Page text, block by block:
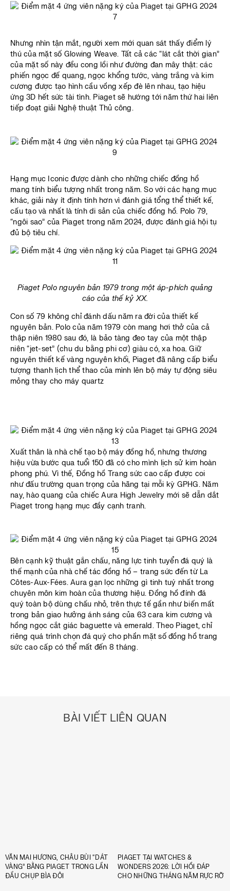
Nhưng nhìn tận mắt, người xem mới quan sát thấy điểm lý
thú của mặt số Glowing Weave. Tất cả các “lát cắt thời gian”
của mặt số này đều cong lồi như đường đan mây thật: các
phiến ngọc đế quang, ngọc khổng tước, vàng trắng và kim
cương được tạo hình cầu vồng xếp đè lên nhau, tạo hiệu
ứng 3D hết sức tài tình. Piaget sẽ hướng tới năm thứ hai liên
tiếp đoạt giải Nghệ thuật Thủ công.
Hạng mục Iconic được dành cho những chiếc đồng hồ
mang tính biểu tượng nhất trong năm. So với các hạng mục
khác, giải này ít định tính hơn vì đánh giá tổng thể thiết kế,
cấu tạo và nhất là tính di sản của chiếc đồng hồ. Polo 79,
“ngôi sao” của Piaget trong năm 2024, được đánh giá hội tụ
đủ bộ tiêu chí.
Piaget Polo nguyên bản 1979 trong một áp-phích quảng
cáo của thế kỷ XX.
Con số 79 không chỉ đánh dấu năm ra đời của thiết kế
nguyên bản. Polo của năm 1979 còn mang hơi thở của cả
thập niên 1980 sau đó, là bảo tàng đeo tay của một thập
niên “jet-set” (chu du bằng phi cơ) giàu có, xa hoa. Giữ
nguyên thiết kế vàng nguyên khối, Piaget đã nâng cấp biểu
tượng thanh lịch thể thao của mình lên bộ máy tự động siêu
mỏng thay cho máy quartz
Xuất thân là nhà chế tạo bộ máy đồng hồ, nhưng thương
hiệu vừa bước qua tuổi 150 đã có cho mình lịch sử kim hoàn
phong phú. Vì thế, Đồng hồ Trang sức cao cấp được coi
như đấu trường quan trọng của hãng tại mỗi kỳ GPHG. Năm
nay, hào quang của chiếc Aura High Jewelry mới sẽ dẫn dắt
Piaget trong hạng mục đầy cạnh tranh.
Bên cạnh kỹ thuật gắn chấu, năng lực tinh tuyển đá quý là
thế mạnh của nhà chế tác đồng hồ – trang sức đến từ La
Côtes-Aux-Fées. Aura gạn lọc những gì tinh tuý nhất trong
chuyên môn kim hoàn của thương hiệu. Đồng hồ đính đá
quý toàn bộ dùng chấu nhỏ, trên thực tế gần như biến mất
trong bản giao hưởng ánh sáng của 63 cara kim cương và
hồng ngọc cắt giác baguette và emerald. Theo Piaget, chỉ
riêng quá trình chọn đá quý cho phần mặt số đồng hồ trang
sức cao cấp có thể mất đến 8 tháng.
BÀI VIẾT LIÊN QUAN
VĂN MAI HƯƠNG, CHÂU BÙI “DÁT
VÀNG” BẰNG PIAGET TRONG LẦN
ĐẦU CHỤP BÌA ĐÔI
PIAGET TẠI WATCHES &
WONDERS 2026: LỜI HỒI ĐÁP
CHO NHỮNG THÁNG NĂM RỰC RỠ